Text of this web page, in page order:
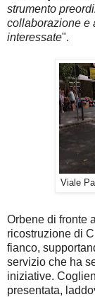
strumento
collaborazione e
interessate".
Viale
Orbene di fronte
ricostruzione di
fianco,
servizio che ha
iniziative.
presentata,